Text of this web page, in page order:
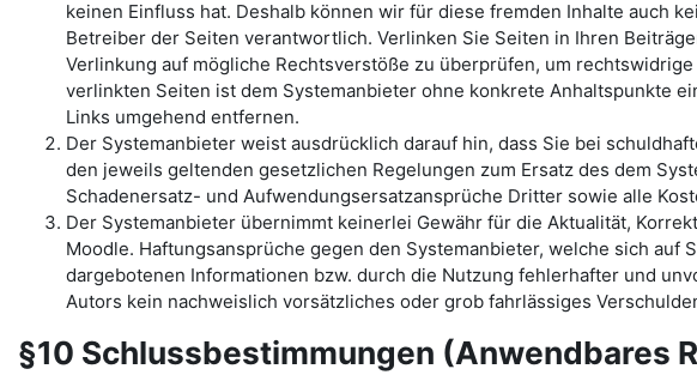
keinen Einfluss hat. Deshalb können wir für diese fremden Inhalte auch
Betreiber der Seiten verantwortlich. Verlinken Sie Seiten in Ihren
Verlinkung auf mögliche Rechtsverstöße zu überprüfen, um
verlinkten Seiten ist dem Systemanbieter ohne konkrete Anhaltspunkte
Links umgehend entfernen.
Der Systemanbieter weist ausdrücklich darauf hin, dass Sie bei
den jeweils geltenden gesetzlichen Regelungen zum Ersatz des dem
Schadenersatz- und Aufwendungsersatzansprüche Dritter sowie alle
Der Systemanbieter übernimmt keinerlei Gewähr für die Aktualität,
Moodle. Haftungsansprüche gegen den Systemanbieter, welche sich
dargebotenen Informationen bzw. durch die Nutzung fehlerhafter und
Autors kein nachweislich vorsätzliches oder grob fahrlässiges
§10 Schlussbestimmungen (Anwendbares